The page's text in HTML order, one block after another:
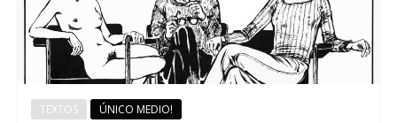
TEXTOS ÚNICO MEDIO!